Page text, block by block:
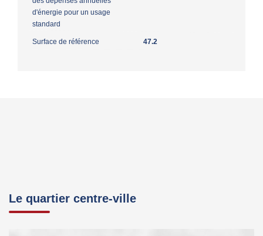
d'énergie pour un usage
standard
Surface de référence 47.2
Le quartier centre-ville